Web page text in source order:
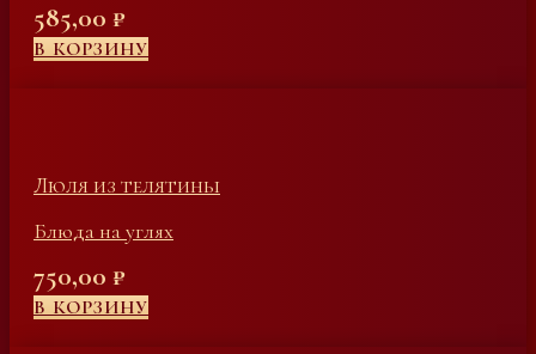
585,00 ₽
В КОРЗИНУ
Люля из телятины
Блюда на углях
750,00 ₽
В КОРЗИНУ